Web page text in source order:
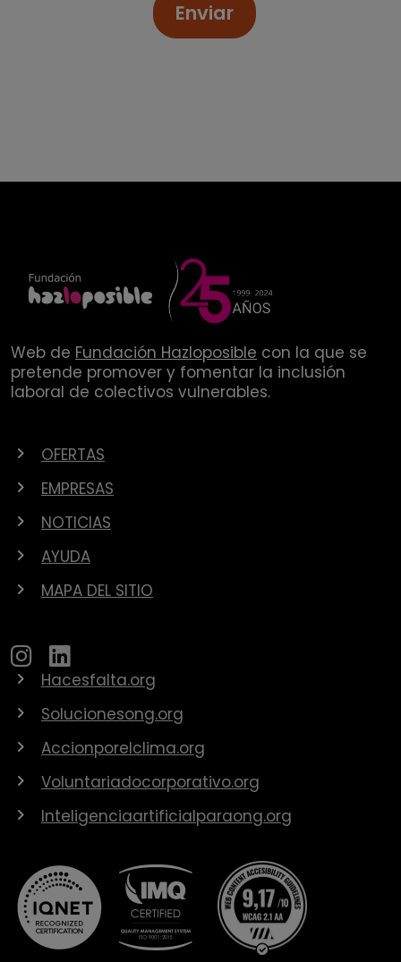
Enviar
Web de Fundación Hazloposible con la que se
pretende promover y fomentar la inclusión
laboral de colectivos vulnerables.
OFERTAS
EMPRESAS
NOTICIAS
AYUDA
MAPA DEL SITIO
Hacesfalta.org
Solucionesong.org
Accionporelclima.org
Voluntariadocorporativo.org
Inteligenciaartificialparaong.org